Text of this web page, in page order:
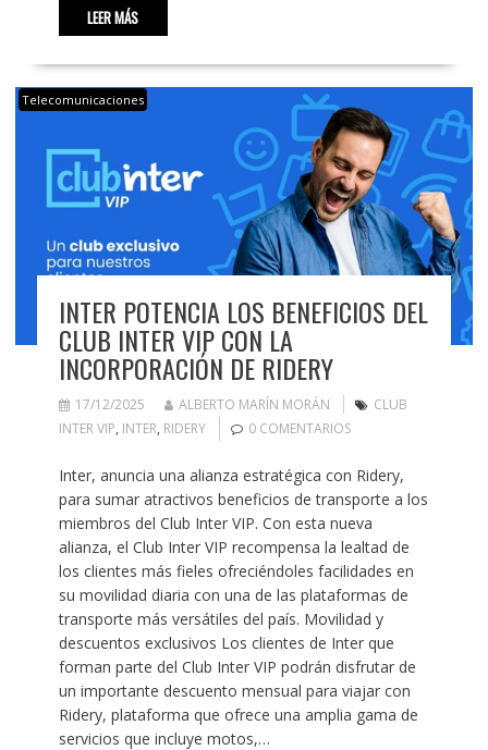
LEER MÁS
Telecomunicaciones
INTER POTENCIA LOS BENEFICIOS DEL
CLUB INTER VIP CON LA
INCORPORACIÓN DE RIDERY
17/12/2025 ALBERTO MARÍN MORÁN
CLUB
INTER VIP, INTER, RIDERY 0 COMENTARIOS
Inter, anuncia una alianza estratégica con Ridery,
para sumar atractivos beneficios de transporte a los
miembros del Club Inter VIP. Con esta nueva
alianza, el Club Inter VIP recompensa la lealtad de
los clientes más fieles ofreciéndoles facilidades en
su movilidad diaria con una de las plataformas de
transporte más versátiles del país. Movilidad y
descuentos exclusivos Los clientes de Inter que
forman parte del Club Inter VIP podrán disfrutar de
un importante descuento mensual para viajar con
Ridery, plataforma que ofrece una amplia gama de
servicios que incluye motos,…